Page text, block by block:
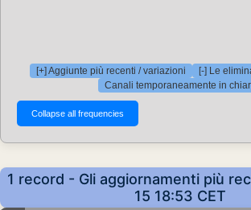
[+] Aggiunte più recenti / variazioni
[-] Le
Canali temporaneamente in
1 record - Gli aggiornamenti più
15 18:53 CET